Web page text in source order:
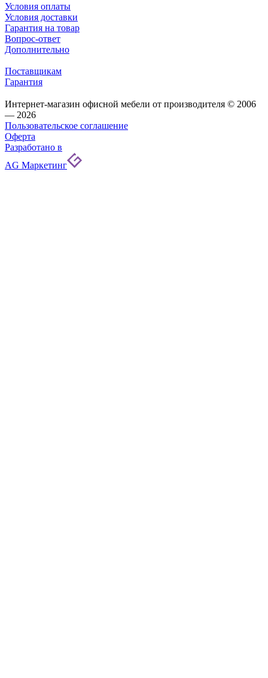
Условия оплаты
Условия доставки
Гарантия на товар
Вопрос-ответ
Дополнительно
Поставщикам
Гарантия
Интернет-магазин офисной мебели от производителя © 2006
— 2026
Пользовательское соглашение
Оферта
Разработано в
AG Маркетинг